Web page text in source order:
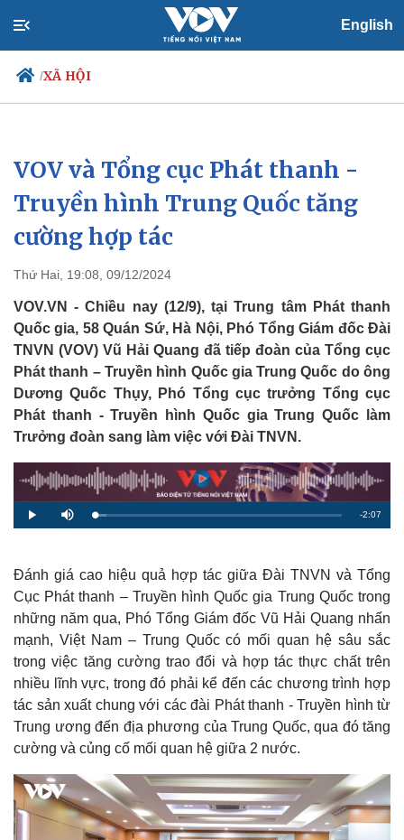
English
/XÃ HỘI
Chính trị
Đảng
Tổ chức nhân sự
Quốc hội
Nhận diện sự thật
Xã hội
Tin 24h
Dự báo thời tiết
VOV và Tổng cục Phát thanh -
Truyền hình Trung Quốc tăng
cường hợp tác
Thứ Hai, 19:08, 09/12/2024
VOV.VN - Chiều nay (12/9), tại Trung tâm Phát thanh
Quốc gia, 58 Quán Sứ, Hà Nội, Phó Tổng Giám đốc Đài
TNVN (VOV) Vũ Hải Quang đã tiếp đoàn của Tổng cục
Phát thanh – Truyền hình Quốc gia Trung Quốc do ông
Dương Quốc Thụy, Phó Tổng cục trưởng Tổng cục
Phát thanh - Truyền hình Quốc gia Trung Quốc làm
Trưởng đoàn sang làm việc với Đài TNVN.
P
l
M
u
L
o
:
4
8
%
R
m
a
i
n
g
i
m
-2:07
Đánh giá cao hiệu quả hợp tác giữa Đài TNVN và Tổng
Cục Phát thanh – Truyền hình Quốc gia Trung Quốc trong
những năm qua, Phó Tổng Giám đốc Vũ Hải Quang nhấn
mạnh, Việt Nam – Trung Quốc có mối quan hệ sâu sắc
trong việc tăng cường trao đổi và hợp tác thực chất trên
nhiều lĩnh vực, trong đó phải kể đến các chương trình hợp
tác sản xuất chung với các đài Phát thanh - Truyền hình từ
Trung ương đến địa phương của Trung Quốc, qua đó tăng
cường và củng cố mối quan hệ giữa 2 nước.